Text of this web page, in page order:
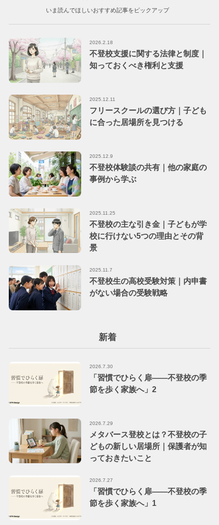
いま読んでほしいおすすめ記事をピックアップ
不登校支援に関する法律と制度｜
知っておくべき権利と支援
2026.2.18
フリースクールの選び方｜子ども
に合った居場所を見つける
2025.12.11
不登校体験談の共有｜他の家庭の
事例から学ぶ
2025.12.9
不登校の主な引き金｜子どもが学
校に行けない5つの理由とその背
景
2025.11.25
不登校生の高校受験対策｜内申書
がない場合の受験戦略
2025.11.7
新着
「習慣でひらく扉――不登校の季
節を歩く家族へ」2
2026.7.30
メタバース登校とは？不登校の子
どもの新しい居場所｜保護者が知
っておきたいこと
2026.7.29
「習慣でひらく扉――不登校の季
節を歩く家族へ」1
2026.7.27